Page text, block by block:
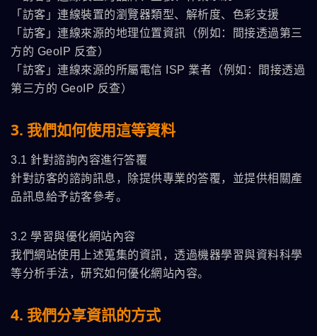
「訪客」連線裝置的瀏覽器類型、解析度、色彩支援
「訪客」連線來源的地理位置資訊（例如：間接透過第三
方的 GeoIP 反查）
「訪客」連線來源的所屬電信 ISP 業者（例如：間接透過
第三方的 GeoIP 反查）
3. 我們如何使用這等資料
3.1 針對諮詢內容進行答覆
針對訪客的諮詢訊息，除提供專業的答覆，並提供相關產
品訊息給予訪客參考。
3.2 學習與優化網站內容
我們網站使用上述蒐集的資訊，透過機器學習與資料科學
等分析手法，研究如何優化網站內容。
4. 我們分享資訊的方式